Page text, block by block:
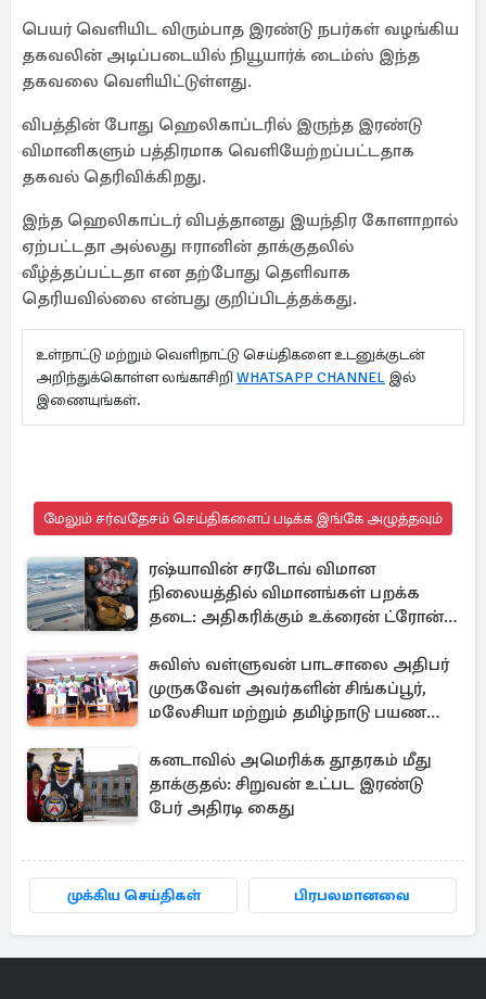
பெயர் வெளியிட விரும்பாத இரண்டு நபர்கள் வழங்கிய
தகவலின் அடிப்படையில் நியூயார்க் டைம்ஸ் இந்த
தகவலை வெளியிட்டுள்ளது.
விபத்தின் போது ஹெலிகாப்டரில் இருந்த இரண்டு
விமானிகளும் பத்திரமாக வெளியேற்றப்பட்டதாக
தகவல் தெரிவிக்கிறது.
இந்த ஹெலிகாப்டர் விபத்தானது இயந்திர கோளாறால்
ஏற்பட்டதா அல்லது ஈரானின் தாக்குதலில்
வீழ்த்தப்பட்டதா என தற்போது தெளிவாக
தெரியவில்லை என்பது குறிப்பிடத்தக்கது.
உள்நாட்டு மற்றும் வெளிநாட்டு செய்திகளை உடனுக்குடன்
அறிந்துக்கொள்ள லங்காசிறி WHATSAPP CHANNEL இல்
இணையுங்கள்.
மேலும் சர்வதேசம் செய்திகளைப் படிக்க இங்கே அழுத்தவும்
ரஷ்யாவின் சரடோவ் விமான
நிலையத்தில் விமானங்கள் பறக்க
தடை: அதிகரிக்கும் உக்ரைன் ட்ரோன்
சுவிஸ் வள்ளுவன் பாடசாலை அதிபர்
முருகவேள் அவர்களின் சிங்கப்பூர்,
மலேசியா மற்றும் தமிழ்நாடு பயண
கனடாவில் அமெரிக்க தூதரகம் மீது
தாக்குதல்: சிறுவன் உட்பட இரண்டு
பேர் அதிரடி கைது
முக்கிய செய்திகள் பிரபலமானவை